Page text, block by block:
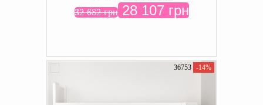
32 682 грн28 107 грн
36753 -14%